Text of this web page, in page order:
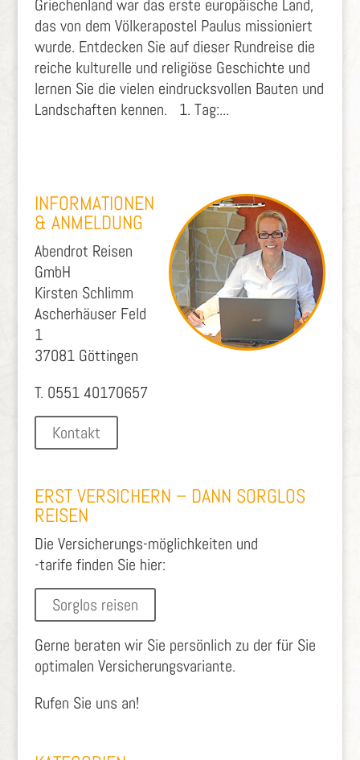
Griechenland war das erste europäische Land,
das von dem Völkerapostel Paulus missioniert
wurde. Entdecken Sie auf dieser Rundreise die
reiche kulturelle und religiöse Geschichte und
lernen Sie die vielen eindrucksvollen Bauten und
Landschaften kennen. 1. Tag:...
INFORMATIONEN
& ANMELDUNG
Abendrot Reisen
GmbH
Kirsten Schlimm
Ascherhäuser Feld
1
37081 Göttingen
T. 0551 40170657
Kontakt
ERST VERSICHERN – DANN SORGLOS
REISEN
Die Versicherungs-möglichkeiten und
-tarife finden Sie hier:
Sorglos reisen
Gerne beraten wir Sie persönlich zu der für Sie
optimalen Versicherungsvariante.
Rufen Sie uns an!